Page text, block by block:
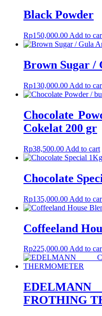
Black Powder
Rp150,000.00 Add to
Brown Sugar /
Rp130,000.00 Add to
Chocolate
Cokelat 200 gr
Rp38,500.00 Add to cart
Chocolate
Rp135,000.00 Add to
Coffeeland
Rp225,000.00Add to
FROTHING